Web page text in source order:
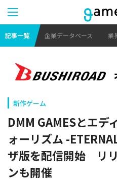
記事一覧 企業データベース 業
新作ゲーム
DMM GAMESとエデ
ォーリズム -
ザ版を配信開始 リ
ンも開催